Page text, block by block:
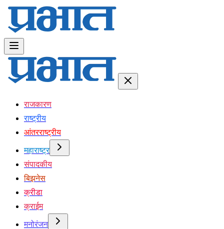
राजकारण
राष्ट्रीय
आंतरराष्ट्रीय
महाराष्ट्र
संपादकीय
बिझनेस
क्रीडा
क्राईम
मनोरंजन